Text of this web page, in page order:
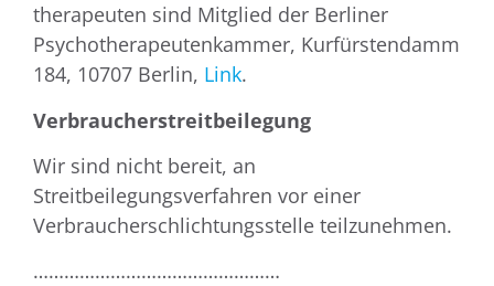
therapeuten sind Mitglied der Berliner
Psychotherapeutenkammer, Kurfürstendamm
184, 10707 Berlin, Link.
Verbraucherstreitbeilegung
Wir sind nicht bereit, an
Streitbeilegungsverfahren vor einer
Verbraucherschlichtungsstelle teilzunehmen.
…………………………………………